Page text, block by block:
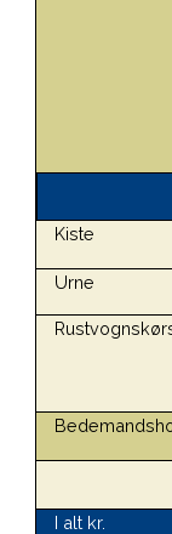
Kiste
Urne
I alt kr.